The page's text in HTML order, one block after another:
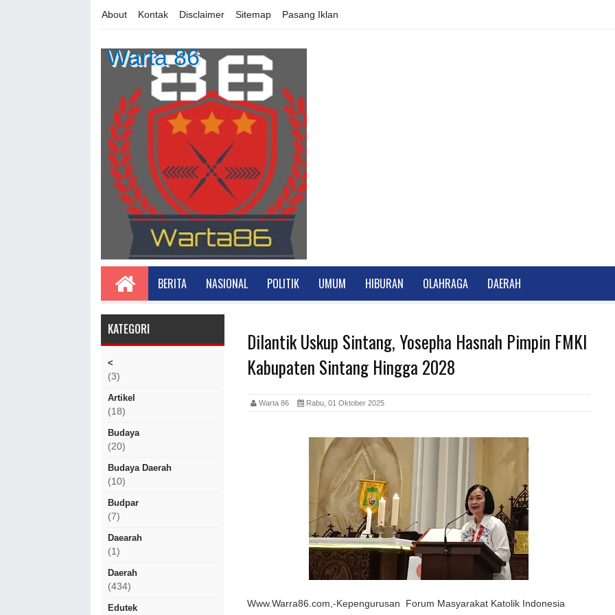
About Kontak Disclaimer Sitemap Pasang Iklan
Warta 86
BERITA NASIONAL POLITIK UMUM HIBURAN OLAHRAGA DAERAH
KATEGORI
<
(3)
Artikel
(18)
Budaya
(20)
Budaya Daerah
(10)
Budpar
(7)
Daearah
(1)
Daerah
(434)
Edutek
Dilantik Uskup Sintang, Yosepha Hasnah Pimpin FMKI
Kabupaten Sintang Hingga 2028
Warta 86 Rabu, 01 Oktober 2025
Www.Warra86.com,-Kepengurusan Forum Masyarakat Katolik Indonesia